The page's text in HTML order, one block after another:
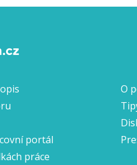
portál
práce
O